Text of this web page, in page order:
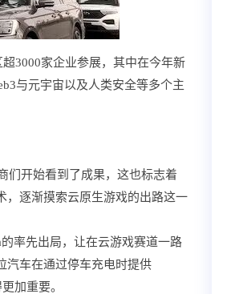
3000家企业参展，其中在今年新
与元宇宙以及人类安全等多个主
们开始看到了成果，这也标志着
，逐渐摸索云原生游戏的出路这一
率先出局，让在云游戏赛道一路
汽车在通过停车充电时提供
加重要。